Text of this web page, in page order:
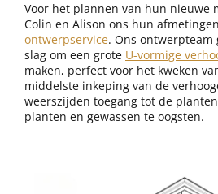
Voor het plannen van hun nieuwe
Colin en Alison ons hun
ontwerpservice. Ons
slag om een grote U-vormige
maken, perfect voor het kweken
middelste inkeping van de
weerszijden toegang tot de
planten en gewassen te oogsten.